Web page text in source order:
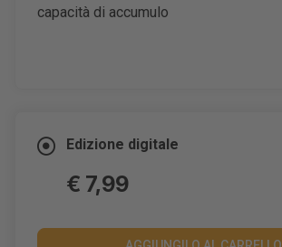
capacità di accumulo
Edizione digitale
€ 7,99